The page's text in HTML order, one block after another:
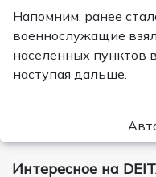
Напомним, ранее
военнослужащие
населенных пунктов
наступая дальше.
Интересное на